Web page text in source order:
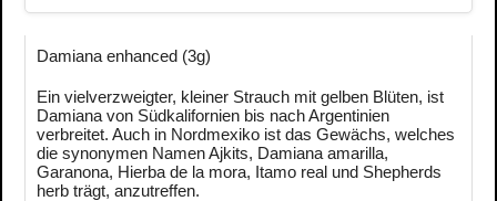
Damiana enhanced (3g)
Ein vielverzweigter, kleiner Strauch mit gelben Blüten, ist
Damiana von Südkalifornien bis nach Argentinien
verbreitet. Auch in Nordmexiko ist das Gewächs, welches
die synonymen Namen Ajkits, Damiana amarilla,
Garanona, Hierba de la mora, Itamo real und Shepherds
herb trägt, anzutreffen.